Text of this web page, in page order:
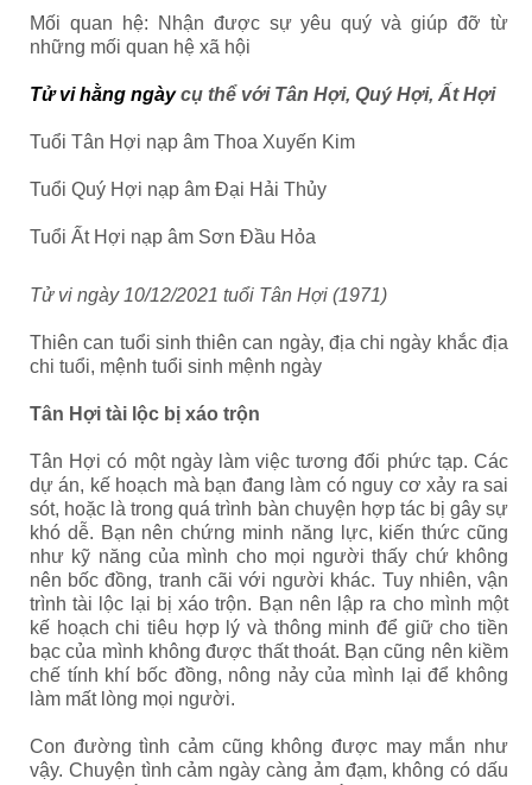
Mối quan hệ: Nhận được sự yêu quý và giúp đỡ từ
những mối quan hệ xã hội
Tử vi hằng ngàycụ thể với Tân Hợi, Quý Hợi, Ất Hợi
Tuổi Tân Hợi nạp âm Thoa Xuyến Kim
Tuổi Quý Hợi nạp âm Đại Hải Thủy
Tuổi Ất Hợi nạp âm Sơn Đầu Hỏa
Tử vi ngày 10/12/2021 tuổi Tân Hợi (1971)
Thiên can tuổi sinh thiên can ngày, địa chi ngày khắc địa
chi tuổi, mệnh tuổi sinh mệnh ngày
Tân Hợi tài lộc bị xáo trộn
Tân Hợi có một ngày làm việc tương đối phức tạp. Các
dự án, kế hoạch mà bạn đang làm có nguy cơ xảy ra sai
sót, hoặc là trong quá trình bàn chuyện hợp tác bị gây sự
khó dễ. Bạn nên chứng minh năng lực, kiến thức cũng
như kỹ năng của mình cho mọi người thấy chứ không
nên bốc đồng, tranh cãi với người khác. Tuy nhiên, vận
trình tài lộc lại bị xáo trộn. Bạn nên lập ra cho mình một
kế hoạch chi tiêu hợp lý và thông minh để giữ cho tiền
bạc của mình không được thất thoát. Bạn cũng nên kiềm
chế tính khí bốc đồng, nông nảy của mình lại để không
làm mất lòng mọi người.
Con đường tình cảm cũng không được may mắn như
vậy. Chuyện tình cảm ngày càng ảm đạm, không có dấu